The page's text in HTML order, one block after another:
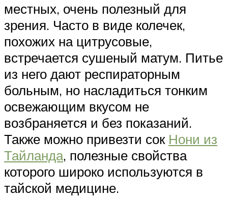
местных, очень полезный для
зрения. Часто в виде колечек,
похожих на цитрусовые,
встречается сушеный матум. Питье
из него дают респираторным
больным, но насладиться тонким
освежающим вкусом не
возбраняется и без показаний.
Также можно привезти сок Нони из
Тайланда, полезные свойства
которого широко используются в
тайской медицине.